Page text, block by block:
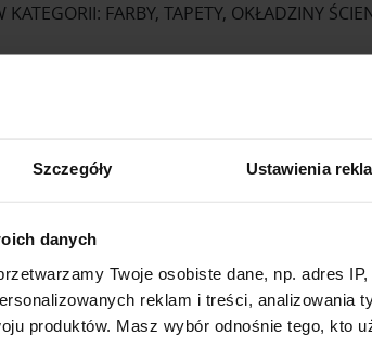
Szczegóły Ustawienia
danych
Twoje osobiste dane, np. adres
reklam i treści, analizowania
produktów. Masz wybór odnośnie tego, kto
KATEGORII: FARBY, TAPETY, OKŁADZINY